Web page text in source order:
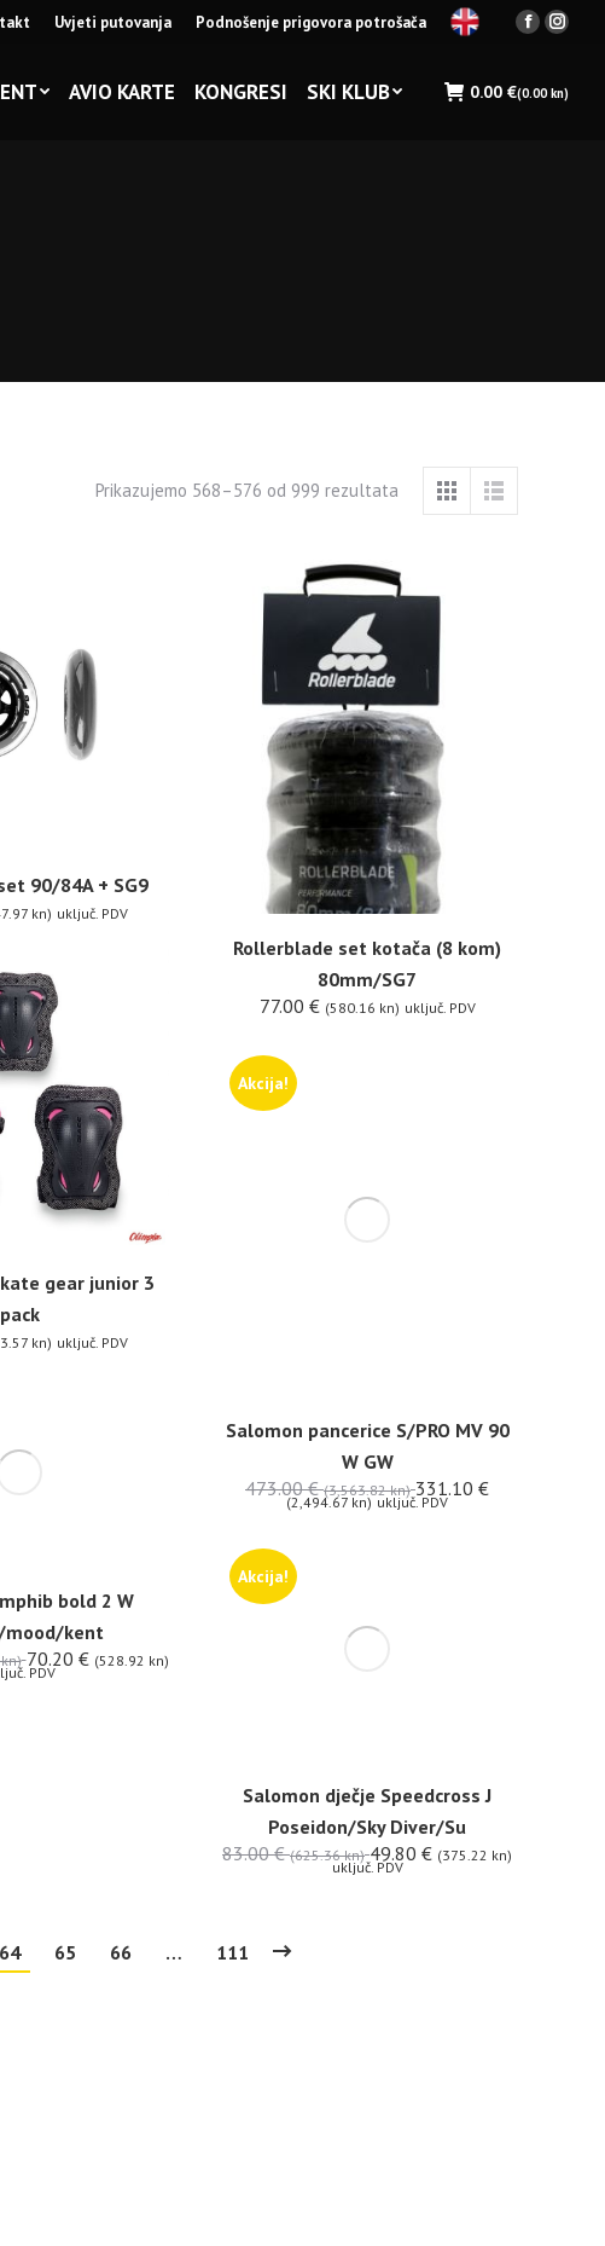
Uvjeti putovanja Podnošenje prigovora potrošača
Facebook
in
in
AVIO KARTE KONGRESI SKI KLUB 0.00 €(0.00 kn)
Prikazujemo 568–576 od 999 rezultata
90/84A + SG9
kn) uključ. PDV
Rollerblade set kotača (8 kom)
80mm/SG7
77.00 € (580.16 kn) uključ. PDV
gear junior 3
pack
kn) uključ. PDV
Akcija!
Salomon pancerice S/PRO MV 90
W GW
473.00€ (3,563.82 kn) 331.10 €
(2,494.67 kn) uključ. PDV
bold 2 W
mood/kent
70.20 € (528.92 kn)
PDV
Akcija!
Salomon dječje Speedcross J
Poseidon/Sky Diver/Su
83.00€ (625.36 kn) 49.80 € (375.22 kn)
uključ. PDV
64 65 66 … 111